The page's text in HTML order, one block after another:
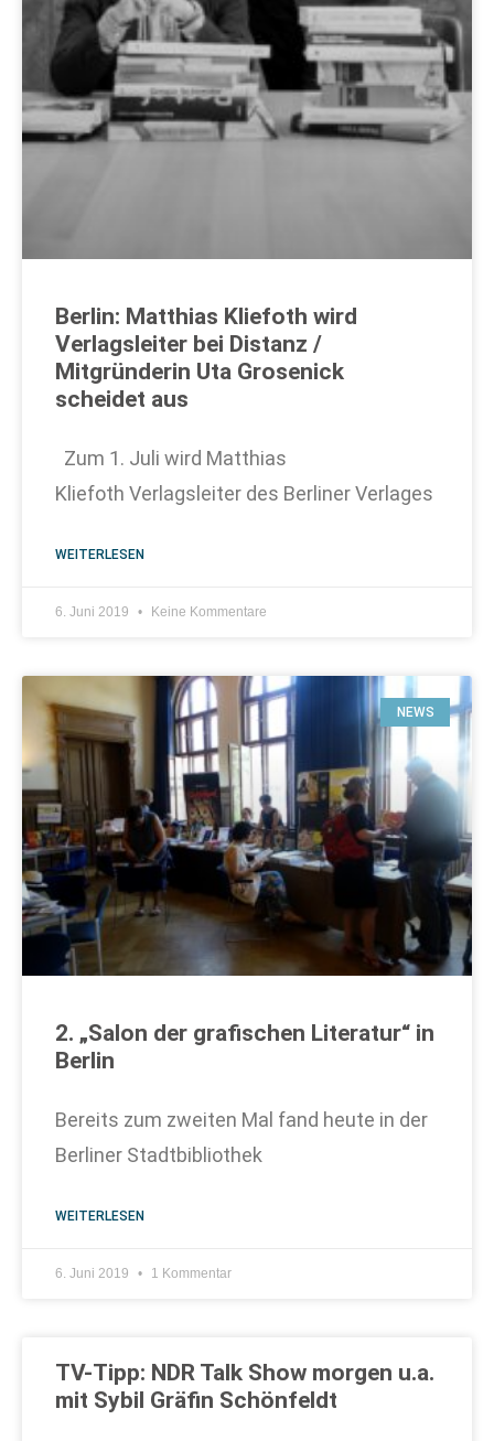
Berlin: Matthias Kliefoth wird
Verlagsleiter bei Distanz /
Mitgründerin Uta Grosenick
scheidet aus
Zum 1. Juli wird Matthias
Kliefoth Verlagsleiter des Berliner Verlages
WEITERLESEN
6. Juni 2019 Keine Kommentare
NEWS
2. „Salon der grafischen Literatur“ in
Berlin
Bereits zum zweiten Mal fand heute in der
Berliner Stadtbibliothek
WEITERLESEN
6. Juni 2019 1 Kommentar
TV-Tipp: NDR Talk Show morgen u.a.
mit Sybil Gräfin Schönfeldt